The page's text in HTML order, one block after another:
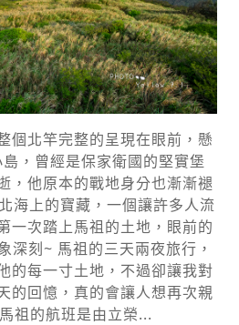
個北竿完整的呈現在眼前，懸
，曾經是保家衛國的堅實堡
，他原本的戰地身分也漸漸褪
海上的寶藏，一個讓許多人流
一次踏上馬祖的土地，眼前的
深刻~ 馬祖的三天兩夜旅行，
的每一寸土地，不過卻讓我對
的回憶，真的會讓人想再次親
祖的航班是由立榮...